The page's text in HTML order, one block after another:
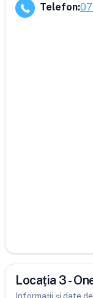
Telefon:
Locația 3 -